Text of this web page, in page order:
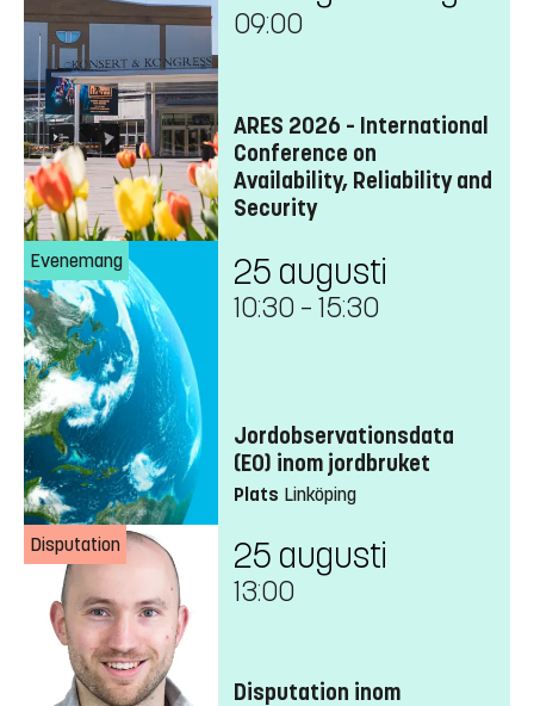
09:00
ARES 2026 – International
Conference on
Availability, Reliability and
Security
Evenemang 25 augusti
10:30 – 15:30
Jordobservationsdata
(EO) inom jordbruket
Plats Linköping
Disputation 25 augusti
13:00
Disputation inom